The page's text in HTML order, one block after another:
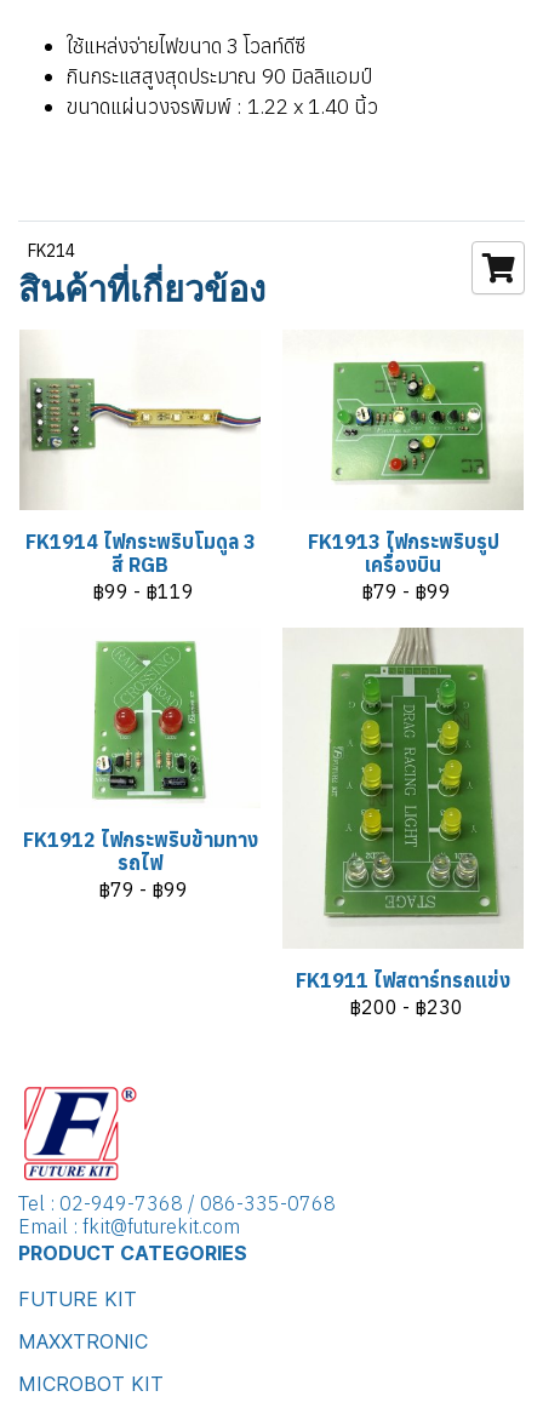
ใช้แหล่งจ่ายไฟขนาด 3 โวลท์ดีซี
กินกระแสสูงสุดประมาณ 90 มิลลิแอมป์
ขนาดแผ่นวงจรพิมพ์ : 1.22 x 1.40 นิ้ว
FK214
สินค้าที่เกี่ยวข้อง
FK1914 ไฟกระพริบโมดูล 3
สี RGB
฿99 - ฿119
FK1913 ไฟกระพริบรูป
เครื่องบิน
฿79 - ฿99
FK1912 ไฟกระพริบข้ามทาง
รถไฟ
฿79 - ฿99
FK1911 ไฟสตาร์ทรถแข่ง
฿200 - ฿230
Tel : 02-949-7368 / 086-335-0768
Email : fkit@futurekit.com
PRODUCT CATEGORIES
FUTURE KIT
MAXXTRONIC
MICROBOT KIT